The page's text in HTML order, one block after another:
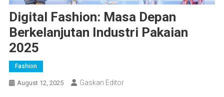
Digital Fashion: Masa Depan
Berkelanjutan Industri Pakaian
2025
Fashion
August 12, 2025 Gaskan Editor